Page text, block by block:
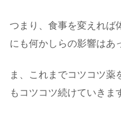
つまり、食事を変えれば
にも何かしらの影響はあ
ま、これまでコツコツ薬
もコツコツ続けていきま